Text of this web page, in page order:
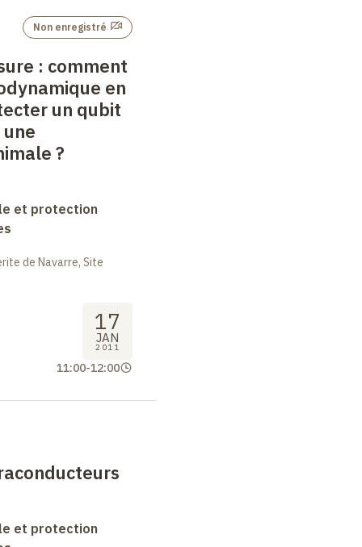
: comment
en
un qubit
?
Non enregistré
et protection
de Navarre, Site
17
JAN
2011
11:00-12:00
et protection